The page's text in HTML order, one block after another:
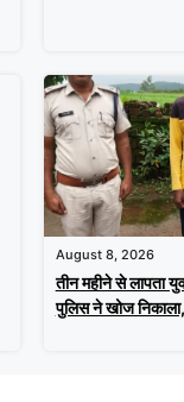
August 8, 2026
तीन महीने से लापता
पुलिस ने खोज निकाला,